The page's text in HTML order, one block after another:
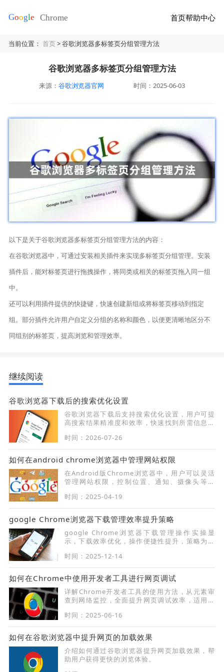
首页帮助中心
当前位置：首页> 谷歌浏览器多标签页分组管理方法
谷歌浏览器多标签页分组管理方法
来源： 谷歌浏览器官网 时间：2025-06-03
以下是关于谷歌浏览器多标签页分组管理方法的内容：
在谷歌浏览器中，可通过安装相关插件来实现多标签页分组管理。安装
插件后，能对标签页进行拖拽操作，将同类或相关的标签页拖入同一组
中。
还可以利用插件提供的快捷键，快速创建新组或将标签页移动到指定
组。部分插件允许用户自定义分组的名称和颜色，以便更清晰地区分不
同组别的标签页，提高浏览和管理效率。
继续阅读
谷歌浏览器下载后的搜索优化设置
谷歌浏览器下载后支持搜索优化设置，用户可提
高搜索结果精准度和效率，快速找到所需信息，
时间：2026-07-26
如何在android chrome浏览器中管理网站权限
在Android版Chrome浏览器中，用户可以灵活
管理网站权限，控制位置、通知、摄像头等权
时间：2025-04-19
google Chrome浏览器下载管理效率提升策略
google Chrome浏览器下载管理操作实操显
示，下载效率优化，操作便捷性提升，策略为用
时间：2025-12-14
如何在Chrome中使用开发者工具进行网页调试
详解Chrome开发者工具的使用方法，从元素审
查到网络监控，全面提升网页调试效率，适用于
时间：2025-06-16
如何在谷歌浏览器中提升网页的加载效果
介绍如何通过谷歌浏览器提升网页加载效果，帮
助用户获得更快的浏览体验。